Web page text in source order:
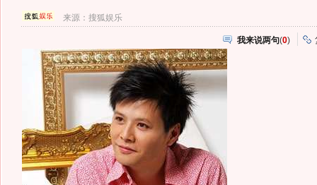
来源：搜狐娱乐
我来说两句(0)